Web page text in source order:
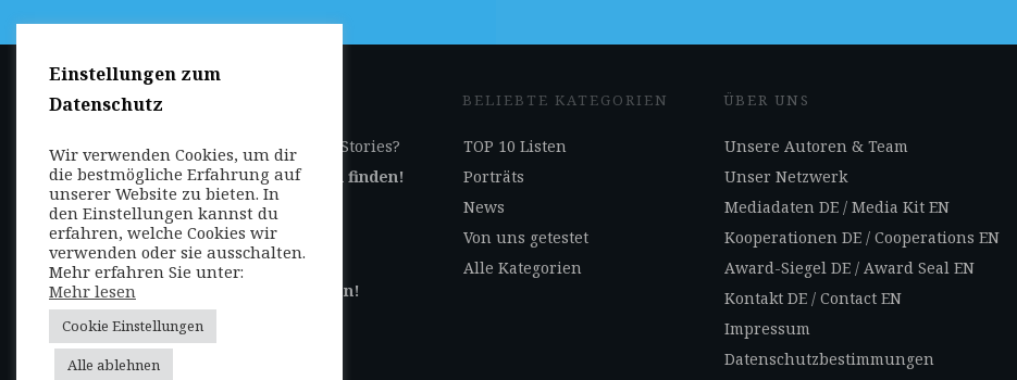
Ihr Geschäft auf Reise-Stories?
JetzthierKooperation finden!
Selbst Beiträge
veröffentlichen?
Autor werden!
Login für Autoren /
BELIEBTE KATEGORIEN
TOP 10 Listen
Porträts
News
Von uns getestet
Alle Kategorien
ÜBER UNS
Unsere Autoren & Team
Unser Netzwerk
Mediadaten DE /Media Kit EN
Kooperationen DE/Cooperations EN
Award-Siegel DE/Award Seal EN
Kontakt DE /Contact EN
Impressum
Datenschutzbestimmungen
Einstellungen zum
Datenschutz
Wir verwenden Cookies, um dir
die bestmögliche Erfahrung auf
unserer Website zu bieten. In
den Einstellungen kannst du
erfahren, welche Cookies wir
verwenden oder sie ausschalten.
Mehr erfahren Sie unter:
Mehr lesen
Cookie Einstellungen
Alle ablehnen